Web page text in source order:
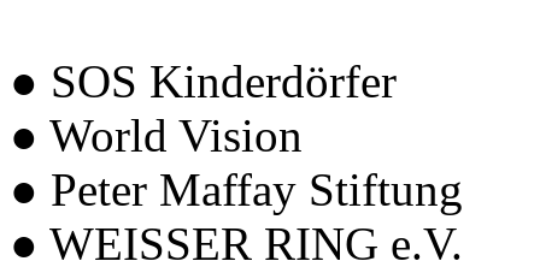
● SOS Kinderdörfer
● World Vision
● Peter Maffay Stiftung
● WEISSER RING e.V.